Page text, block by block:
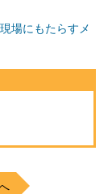
場にもたらすメ